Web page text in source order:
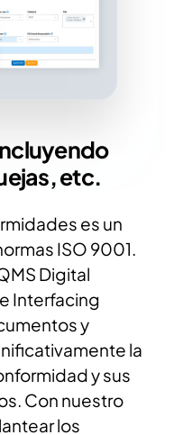
etc.
es un
ISO 9001.
Digital
Interfacing
y
la
y sus
Con nuestro
los